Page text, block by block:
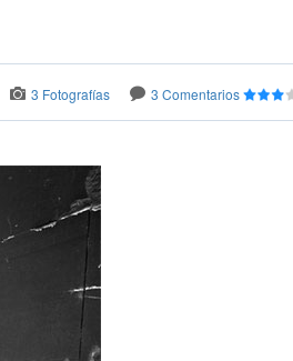
3 Comentarios
3 Fotografías